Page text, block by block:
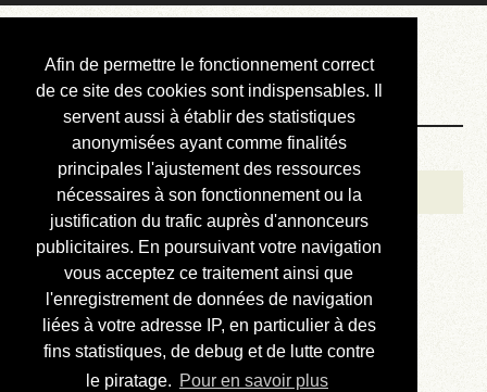
Afin de permettre le fonctionnement correct
de ce site des cookies sont indispensables. Il
servent aussi à établir des statistiques
anonymisées ayant comme finalités
principales l'ajustement des ressources
nécessaires à son fonctionnement ou la
justification du trafic auprès d'annonceurs
publicitaires. En poursuivant votre navigation
vous acceptez ce traitement ainsi que
l'enregistrement de données de navigation
liées à votre adresse IP, en particulier à des
fins statistiques, de debug et de lutte contre
le piratage. Pour en savoir plus
Courbis, « LE »
Blog Officiel
Bienvenue
Réalisations
Divers (et d’été)
Annonces
Liens externes
Téléchargement